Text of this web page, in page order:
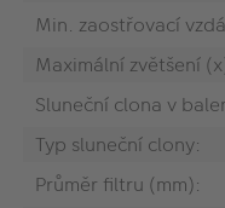
Min. zaostřovací
Maximální zvětšení
Sluneční clona v
Typ sluneční clony:
Průměr filtru (mm):